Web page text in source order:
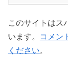
このサイトはス
います。
コメン
ください。